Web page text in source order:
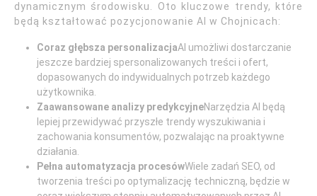
dynamicznym środowisku. Oto kluczowe trendy, które
będą kształtować pozycjonowanie AI w Chojnicach:
Coraz głębsza personalizacjaAI umożliwi dostarczanie
jeszcze bardziej spersonalizowanych treści i ofert,
dopasowanych do indywidualnych potrzeb każdego
użytkownika.
Zaawansowane analizy predykcyjneNarzędzia AI będą
lepiej przewidywać przyszłe trendy wyszukiwania i
zachowania konsumentów, pozwalając na proaktywne
działania.
Pełna automatyzacja procesówWiele zadań SEO, od
tworzenia treści po optymalizację techniczną, będzie w